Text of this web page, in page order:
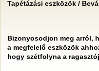
Tapétázási eszközök /
Bizonyosodjon meg arról,
a megfelelő eszközök
hogy szétfolyna a